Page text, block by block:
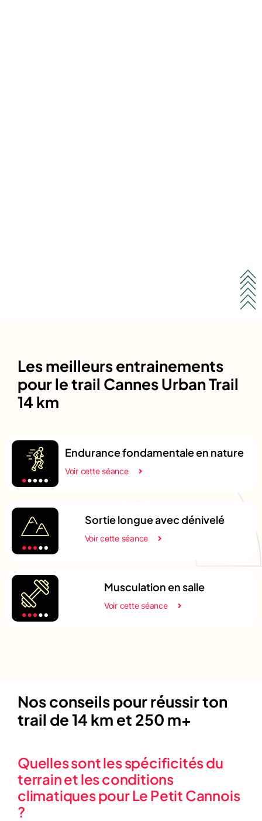
Les meilleurs entrainements
pour le trail Cannes Urban Trail
14 km
Endurance fondamentale en nature
Voir cette séance
Sortie longue avec dénivelé
Voir cette séance
Musculation en salle
Voir cette séance
Nos conseils pour réussir ton
trail de 14 km et 250 m+
Quelles sont les spécificités du
terrain et les conditions
climatiques pour Le Petit Cannois
?